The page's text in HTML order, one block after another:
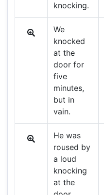
knocking.
We
knocked
at the
door for
five
minutes,
but in
vain.
He was
roused by
a loud
knocking
at the